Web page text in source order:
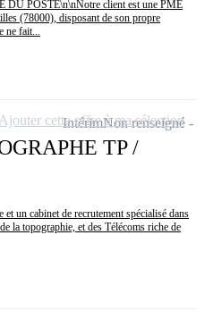
DU POSTE\n\nNotre client est une PME
(78000), disposant de son propre
ne fait...
TP /
un cabinet de recrutement spécialisé dans
la topographie, et des Télécoms riche de
IntérimNon renseigné
Ajouter cette offre à ma sélection